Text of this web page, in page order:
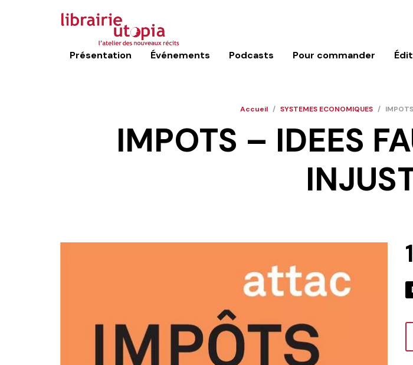
Présentation Événements Podcasts Pour commander
Accueil / SYSTEMES ECONOMIQUES /
IMPOTS – IDEES